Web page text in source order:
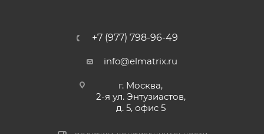
+7 (977) 798-96-49
info@elmatrix.ru
г. Москва,
2-я ул. Энтузиастов,
д. 5, офис 5